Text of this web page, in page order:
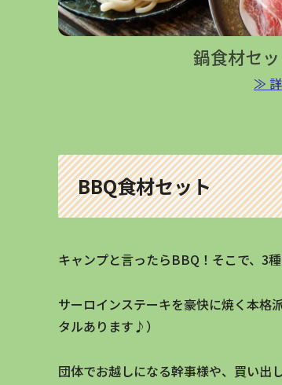
鍋食材セ
≫
BBQ食材セット
キャンプと言ったらBBQ！そこで、3
サーロインステーキを豪快に焼く本格
タルあります♪）
団体でお越しになる幹事様や、買い出